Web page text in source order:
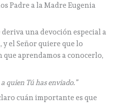
Padre a la Madre Eugenia
deriva una devoción especial a
y el Señor quiere que lo
que aprendamos a conocerlo,
quien Tú has enviado.”
cuán importante es que